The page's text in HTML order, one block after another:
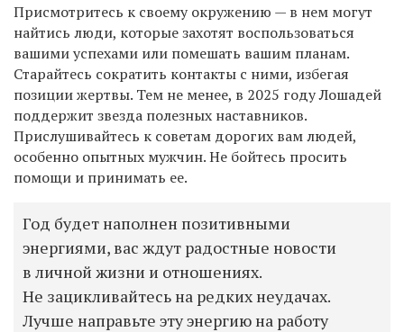
Присмотритесь к своему окружению — в нем могут
найтись люди, которые захотят воспользоваться
вашими успехами или помешать вашим планам.
Старайтесь сократить контакты с ними, избегая
позиции жертвы. Тем не менее, в 2025 году Лошадей
поддержит звезда полезных наставников.
Прислушивайтесь к советам дорогих вам людей,
особенно опытных мужчин. Не бойтесь просить
помощи и принимать ее.
Год будет наполнен позитивными
энергиями, вас ждут радостные новости
в личной жизни и отношениях.
Не зацикливайтесь на редких неудачах.
Лучше направьте эту энергию на работу